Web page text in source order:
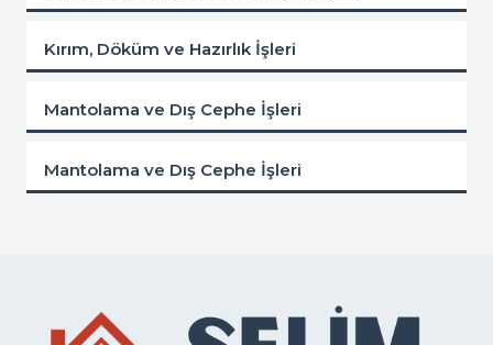
Kırım, Döküm ve Hazırlık İşleri
Mantolama ve Dış Cephe İşleri
Mantolama ve Dış Cephe İşleri